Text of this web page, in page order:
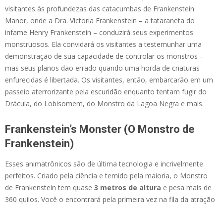
visitantes às profundezas das catacumbas de Frankenstein
Manor, onde a Dra. Victoria Frankenstein – a tataraneta do
infame Henry Frankenstein – conduzirá seus experimentos
monstruosos. Ela convidará os visitantes a testemunhar uma
demonstração de sua capacidade de controlar os monstros –
mas seus planos dão errado quando uma horda de criaturas
enfurecidas é libertada. Os visitantes, então, embarcarão em um
passeio aterrorizante pela escuridão enquanto tentam fugir do
Drácula, do Lobisomem, do Monstro da Lagoa Negra e mais.
Frankenstein’s Monster (O Monstro de
Frankenstein)
Esses animatrônicos são de última tecnologia e incrivelmente
perfeitos. Criado pela ciência e temido pela maioria, o Monstro
de Frankenstein tem quase 3 metros de altura e pesa mais de
360 quilos. Você o encontrará pela primeira vez na fila da atração